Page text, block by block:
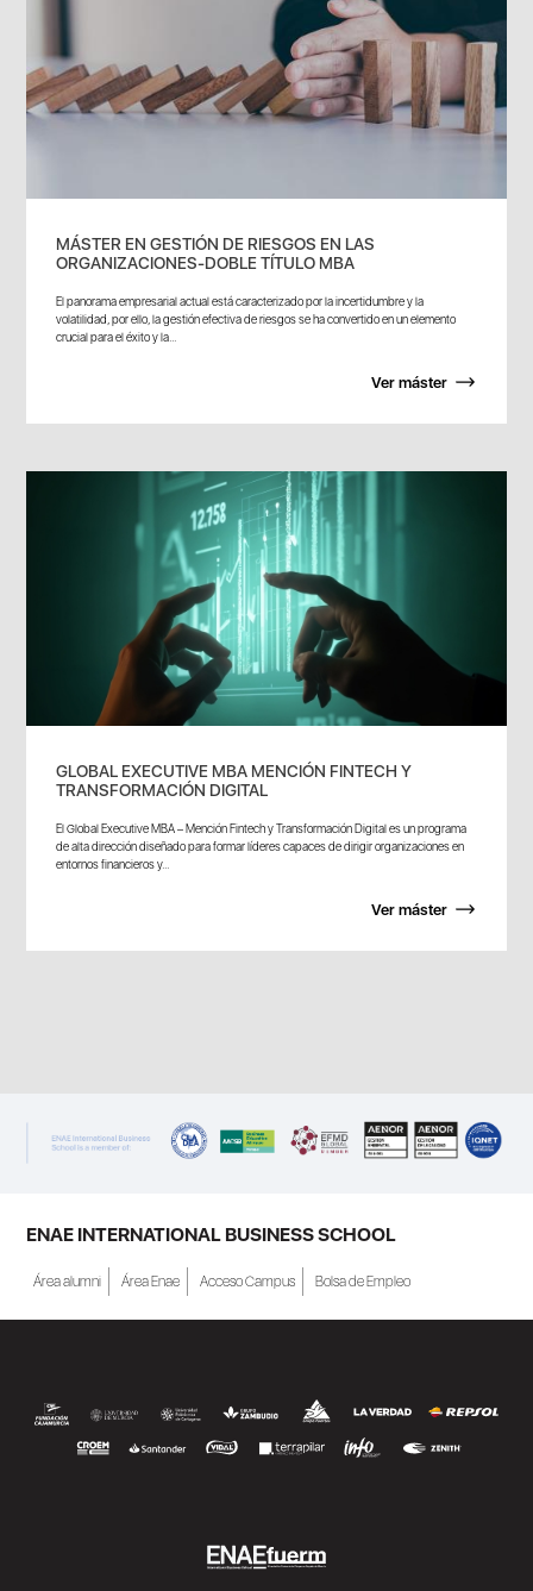
MÁSTER EN GESTIÓN DE RIESGOS EN LAS
ORGANIZACIONES-DOBLE TÍTULO MBA
El panorama empresarial actual está caracterizado por la incertidumbre y la
volatilidad, por ello, la gestión efectiva de riesgos se ha convertido en un elemento
crucial para el éxito y la...
Ver máster
GLOBAL EXECUTIVE MBA MENCIÓN FINTECH Y
TRANSFORMACIÓN DIGITAL
El Global Executive MBA – Mención Fintech y Transformación Digital es un programa
de alta dirección diseñado para formar líderes capaces de dirigir organizaciones en
entornos financieros y...
Ver máster
ENAE INTERNATIONAL BUSINESS SCHOOL
Área alumni Área Enae Acceso Campus Bolsa de Empleo